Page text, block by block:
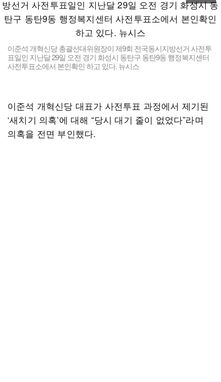
이준석 개혁신당 총괄선대위원장이 제9회 전국동시지방선거 사전투
표일인 지난달 29일 오전 경기 화성시 동탄구 동탄9동 행정복지센터
사전투표소에서 본인확인 하고 있다. 뉴시스
이준석 개혁신당 대표가 사전투표 과정에서 제기된
‘새치기 의혹’에 대해 “당시 대기 줄이 없었다”라며
의혹을 전면 부인했다.